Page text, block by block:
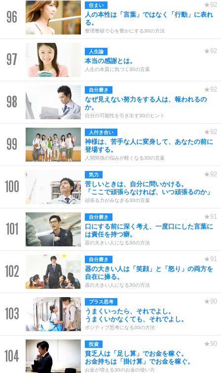
96
住まい
★92
人の本性は「言葉」ではなく「行動」に表れ
る。
整理整頓で心を豊かにする30の方法
97 人生論
★92
本当の感謝とは。
人生の本質に気づく30の言葉
98
自分磨き
★92
なぜ見えない努力をする人は、報われるの
か。
自分の可能性を引き出す30のヒント
99
人付き合い
★92
神様は、苦手な人に変身して、あなたの前に
登場する。
人間関係の悩みが軽くなる30の言葉
100
気力
★92
苦しいときは、自分に問いかける。
「ここで頑張らなければ、いつ頑張るのか」
頑張る力がみなぎる30の言葉
101
自分磨き
★91
口にする前に深く考え、一度口にした言葉に
は責任を持つ癖。
器の大きい人になる30の方法
102
自分磨き
★91
器の大きい人は「笑顔」と「怒り」の両方を
自在に操る。
器の大きい人になる30の方法
103
プラス思考
★90
うまくいったら、それでよし。
うまくいかなくても、それでよし。
ポジティブ思考になる30の方法
104
投資
★90
貧乏人は「足し算」でお金を稼ぐ。
お金持ちは「掛け算」でお金を稼ぐ。
お金が増える30のお金の使い方